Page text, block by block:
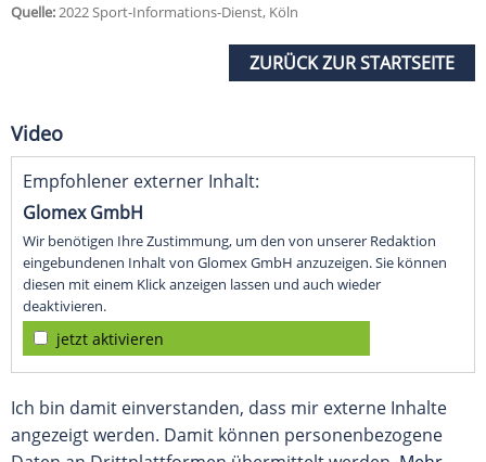
Quelle:2022 Sport-Informations-Dienst, Köln
ZURÜCK ZUR STARTSEITE
Video
Empfohlener externer Inhalt:
Glomex GmbH
Wir benötigen Ihre Zustimmung, um den von unserer Redaktion
eingebundenen Inhalt von Glomex GmbH anzuzeigen. Sie können
diesen mit einem Klick anzeigen lassen und auch wieder
deaktivieren.
jetzt aktivieren
Ich bin damit einverstanden, dass mir externe Inhalte
angezeigt werden. Damit können personenbezogene